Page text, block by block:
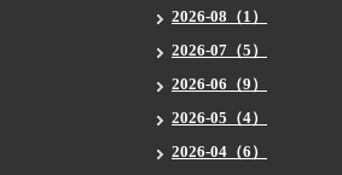
2026-08（1）
2026-07（5）
2026-06（9）
2026-05（4）
2026-04（6）